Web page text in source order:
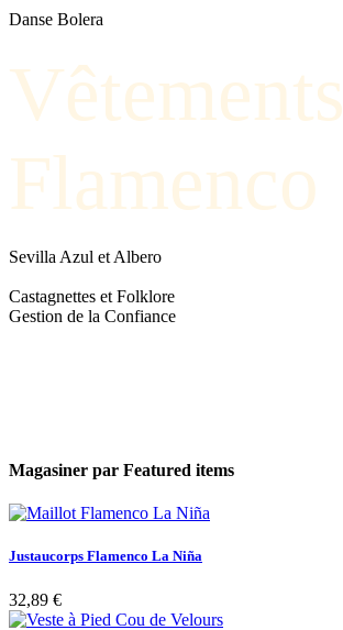
Danse Bolera
Vêtements
Flamenco
Sevilla Azul et Albero
Castagnettes et Folklore
Gestion de la Confiance
Magasiner par Featured items
Justaucorps Flamenco La Niña
32,89 €